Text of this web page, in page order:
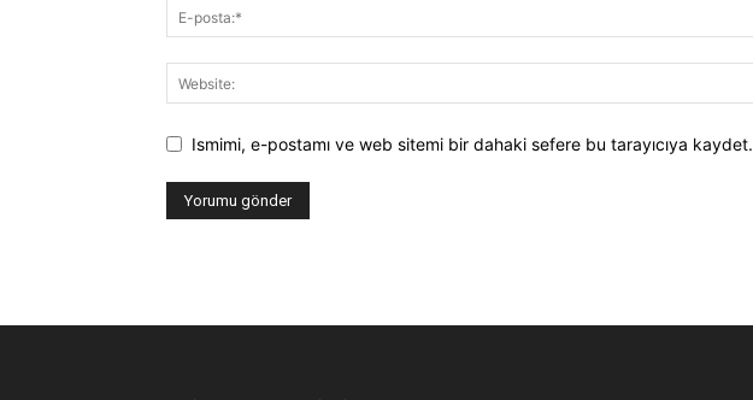
Ismimi, e-postamı ve web sitemi bir dahaki sefere bu tarayıcıya kaydet.